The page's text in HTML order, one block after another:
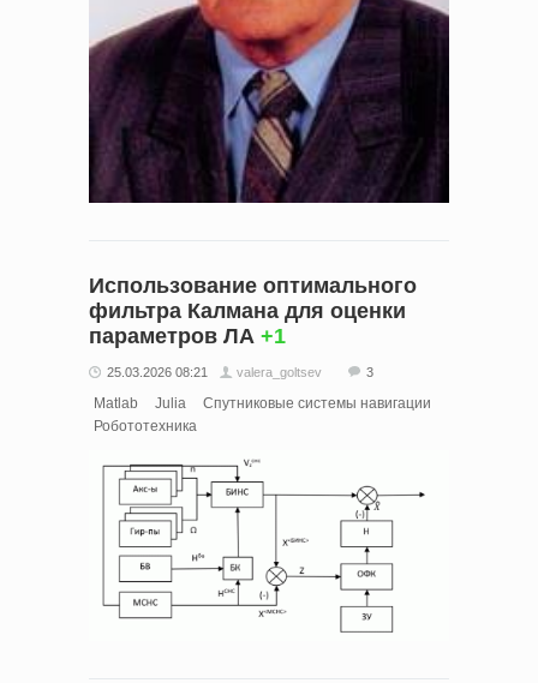
Использование оптимального
фильтра Калмана для оценки
параметров ЛА +1
25.03.2026 08:21 valera_goltsev 3
Matlab Julia
Спутниковые системы навигации
Робототехника